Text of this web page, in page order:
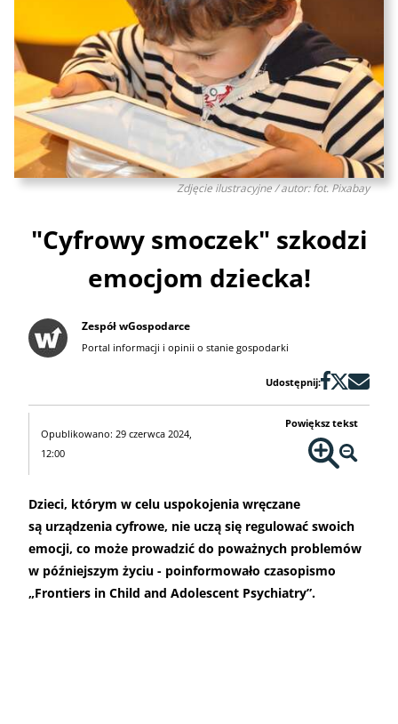
Zdjęcie ilustracyjne / autor: fot. Pixabay
"Cyfrowy smoczek" szkodzi
emocjom dziecka!
Zespół wGospodarce
Portal informacji i opinii o stanie gospodarki
Udostępnij:
Opublikowano: 29 czerwca 2024,
12:00
Powiększ tekst
Dzieci, którym w celu uspokojenia wręczane
są urządzenia cyfrowe, nie uczą się regulować swoich
emocji, co może prowadzić do poważnych problemów
w późniejszym życiu - poinformowało czasopismo
„Frontiers in Child and Adolescent Psychiatry”.